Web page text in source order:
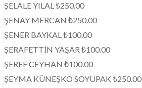
ŞELALE YILAL ₺250.00
ŞENAY MERCAN ₺250.00
ŞENER BAYKAL ₺100.00
ŞERAFETTİN YAŞAR ₺100.00
ŞEREF CEYHAN ₺100.00
ŞEYMA KÜNEŞKO SOYUPAK ₺250.00